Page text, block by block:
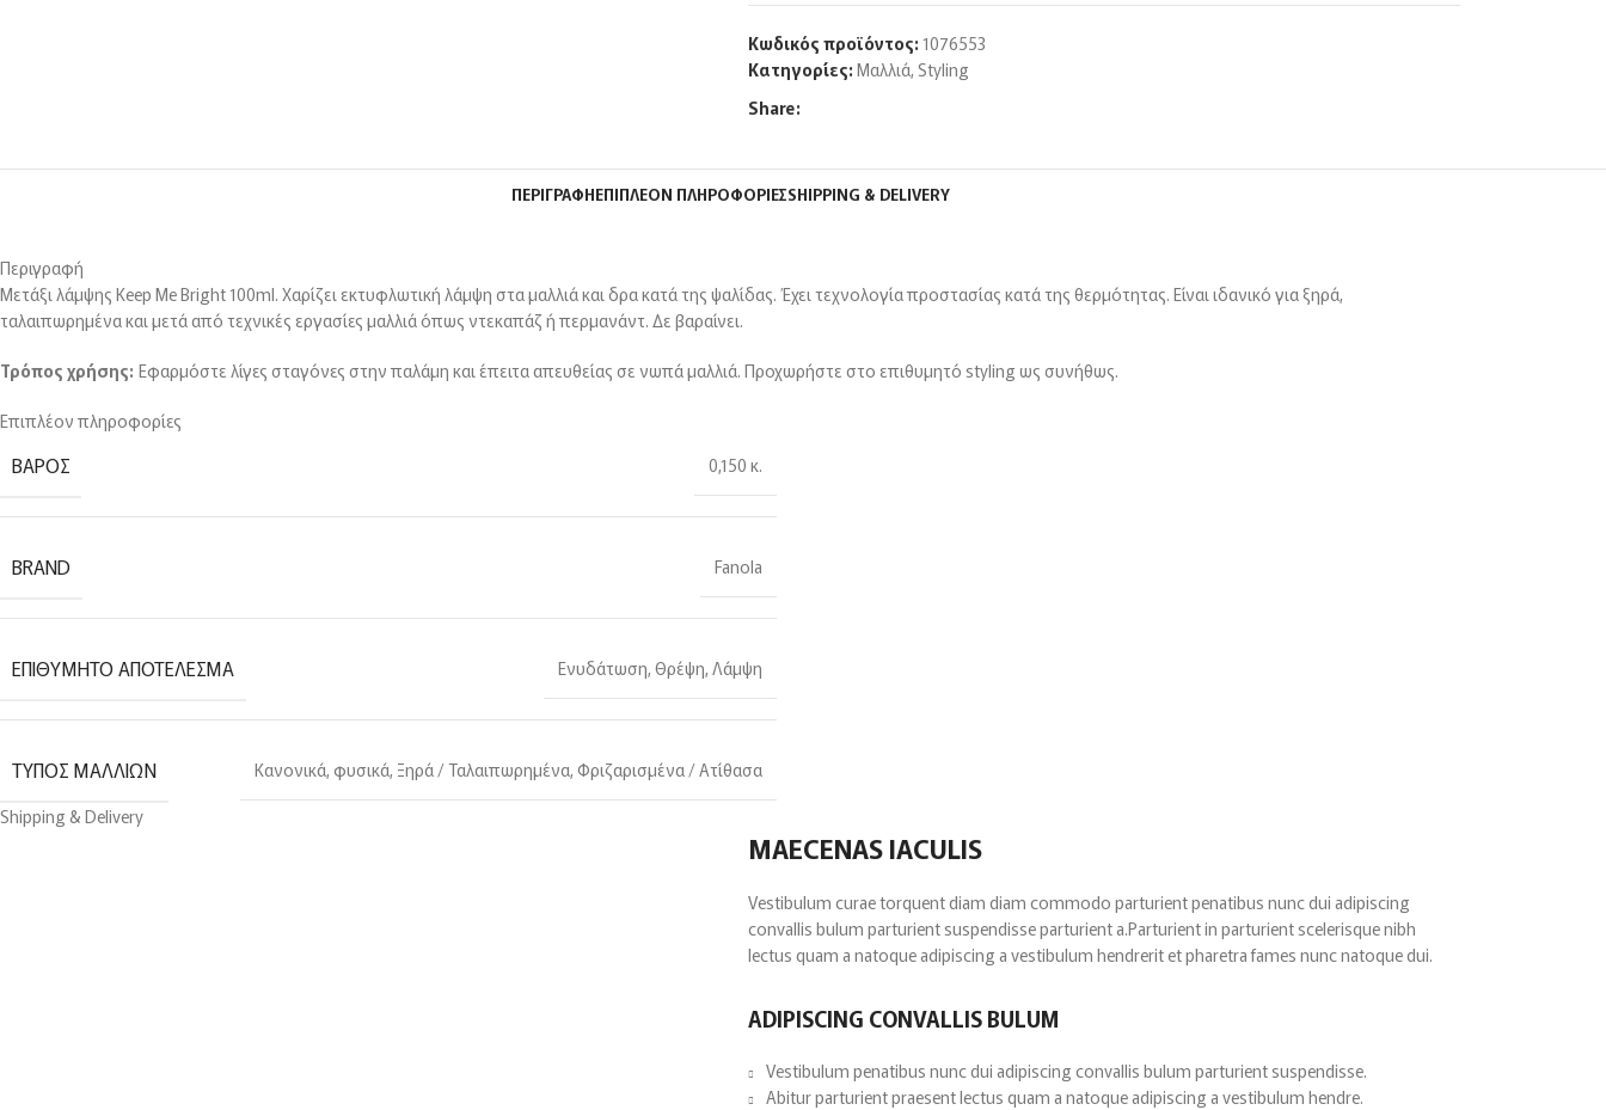
Κωδικός προϊόντος: 1076553
Κατηγορίες: Μαλλιά, Styling
Share:
ΠΕΡΙΓΡΑΦΉΕΠΙΠΛΈΟΝ ΠΛΗΡΟΦΟΡΊΕΣSHIPPING & DELIVERY
Περιγραφή
Μετάξι λάμψης Keep Me Bright 100ml. Χαρίζει εκτυφλωτική λάμψη στα μαλλιά και δρα κατά της ψαλίδας. Έχει τεχνολογία προστασίας κατά της θερμότητας. Είναι ιδανικό για ξηρά,
ταλαιπωρημένα και μετά από τεχνικές εργασίες μαλλιά όπως ντεκαπάζ ή περμανάντ. Δε βαραίνει.
Τρόπος χρήσης: Εφαρμόστε λίγες σταγόνες στην παλάμη και έπειτα απευθείας σε νωπά μαλλιά. Προχωρήστε στο επιθυμητό styling ως συνήθως.
Επιπλέον πληροφορίες
ΒΆΡΟΣ 0,150 κ.
BRAND Fanola
ΕΠΙΘΥΜΗΤΌ ΑΠΟΤΈΛΕΣΜΑ Ενυδάτωση, Θρέψη, Λάμψη
ΤΎΠΟΣ ΜΑΛΛΙΏΝ Κανονικά, φυσικά, Ξηρά / Ταλαιπωρημένα, Φριζαρισμένα / Ατίθασα
Shipping & Delivery
MAECENAS IACULIS
Vestibulum curae torquent diam diam commodo parturient penatibus nunc dui adipiscing
convallis bulum parturient suspendisse parturient a.Parturient in parturient scelerisque nibh
lectus quam a natoque adipiscing a vestibulum hendrerit et pharetra fames nunc natoque dui.
ADIPISCING CONVALLIS BULUM
Vestibulum penatibus nunc dui adipiscing convallis bulum parturient suspendisse.
Abitur parturient praesent lectus quam a natoque adipiscing a vestibulum hendre.